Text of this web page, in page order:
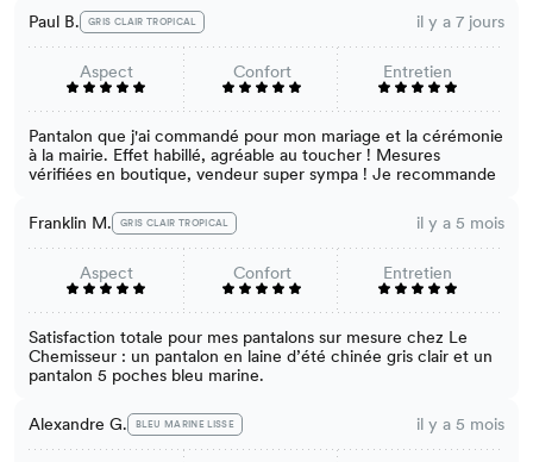
Paul B. GRIS CLAIR TROPICAL il y a 7 jours
Aspect Confort Entretien
Pantalon que j'ai commandé pour mon mariage et la cérémonie
à la mairie. Effet habillé, agréable au toucher ! Mesures
vérifiées en boutique, vendeur super sympa ! Je recommande
Franklin M. GRIS CLAIR TROPICAL il y a 5 mois
Aspect Confort Entretien
Satisfaction totale pour mes pantalons sur mesure chez Le
Chemisseur : un pantalon en laine d’été chinée gris clair et un
pantalon 5 poches bleu marine.
Alexandre G. BLEU MARINE LISSE il y a 5 mois